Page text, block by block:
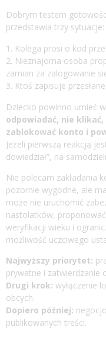
Dobrym testem
przedstawia trzy sytuacje:
Kolega prosi o kod
Nieznajoma osoba
zamian za zalogowanie
Ktoś zapisuje
Dziecko powinno umieć
odpowiadać, nie
zablokować konto i
Jeżeli pierwszą reakcją
dowiedział”, na
Nie polecam zakładania
pozornie wygodne, ale
może nie uruchomić
nastolatków,
weryfikacji wieku i
możliwość uczciwego
Najwyższy priorytet:
prywatne i zatwierdzanie
Drugi krok: wyłączenie
obcych.
Dopiero później:
publikowanych treści.